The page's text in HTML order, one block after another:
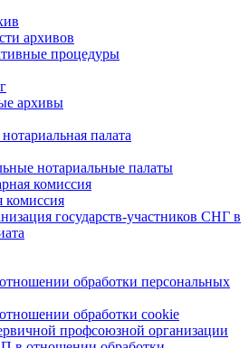
архивов
процедуры
архивы
палата
нотариальные палаты
комиссия
комиссия
государств-участников СНГ в
обработки персональных
обработки cookie
профсоюзной организации